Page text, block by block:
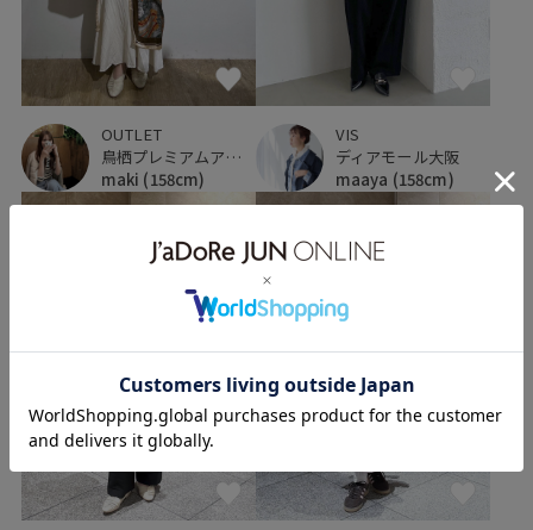
OUTLET
鳥栖プレミアムアウトレット
maki (158cm)
VIS
ディアモール大阪
maaya (158cm)